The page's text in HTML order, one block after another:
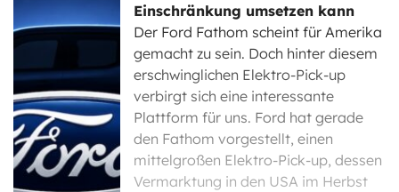
Einschränkung umsetzen kann
Der Ford Fathom scheint für Amerika
gemacht zu sein. Doch hinter diesem
erschwinglichen Elektro-Pick-up
verbirgt sich eine interessante
Plattform für uns. Ford hat gerade
den Fathom vorgestellt, einen
mittelgroßen Elektro-Pick-up, dessen
Vermarktung in den USA im Herbst